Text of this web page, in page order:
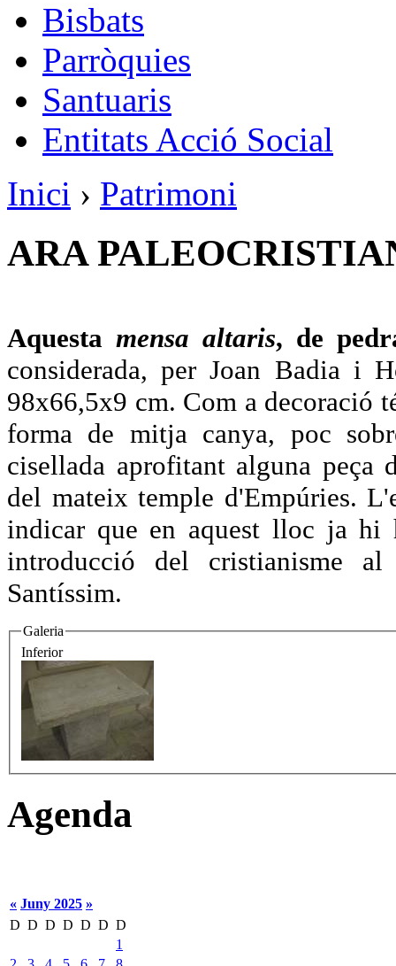
Bisbats
Parròquies
Santuaris
Entitats Acció Social
Inici › Patrimoni
ARA
Aquesta mensa altaris, de
considerada, per Joan Badia i
98x66,5x9 cm. Com a decoració
forma de mitja canya, poc
cisellada aprofitant alguna peça
del mateix temple d'Empúries.
indicar que en aquest lloc ja hi
introducció del cristianisme
Santíssim.
Galeria
Inferior
Agenda
« Juny 2025 »
D D D D D D D
1